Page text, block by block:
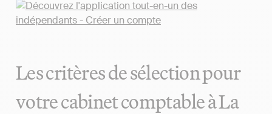
Les critères de sélection pour
votre cabinet comptable à La